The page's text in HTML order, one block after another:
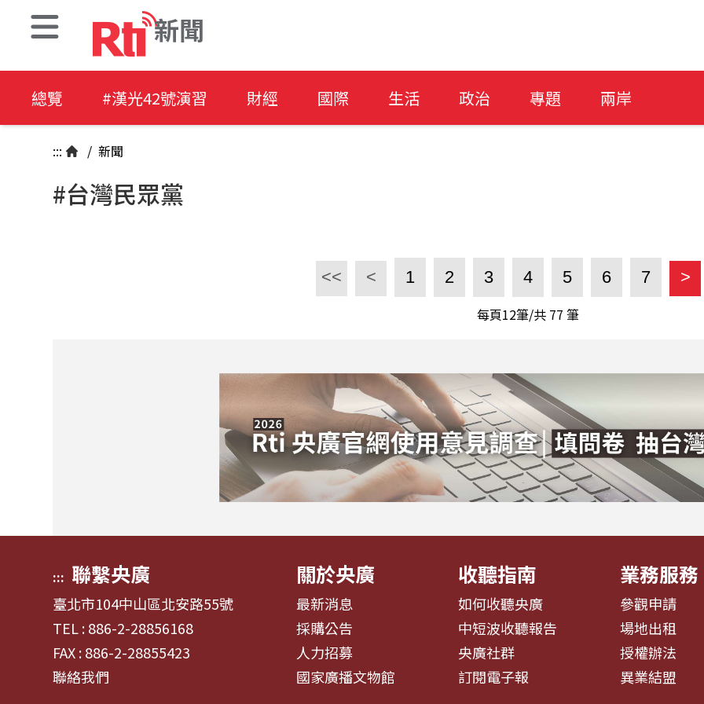
新聞
總覽 #漢光42號演習 財經 國際 生活 政治 專題 兩岸
::: / 新聞
#台灣民眾黨
<< < 1 2 3 4 5 6 7 >
每頁12筆/共 77 筆
::: 聯繫央廣
臺北市104中山區北安路55號
TEL : 886-2-28856168
FAX : 886-2-28855423
聯絡我們
關於央廣
最新消息
採購公告
人力招募
國家廣播文物館
收聽指南
如何收聽央廣
中短波收聽報告
央廣社群
訂閱電子報
業務服務
參觀申請
場地出租
授權辦法
異業結盟